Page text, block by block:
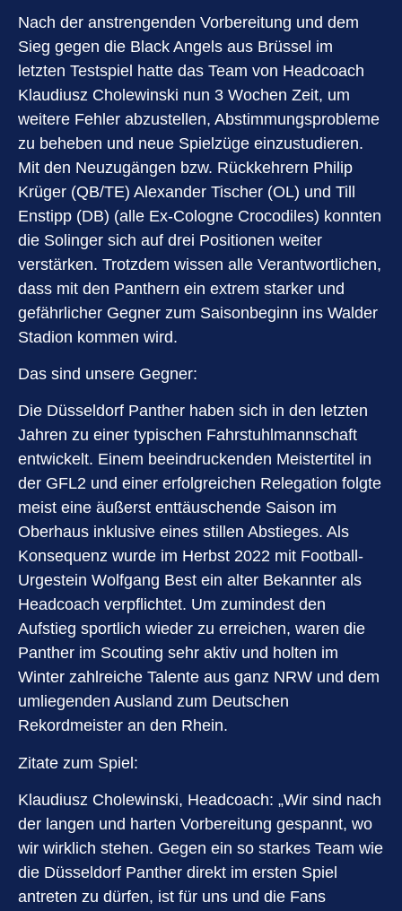
Nach der anstrengenden Vorbereitung und dem
Sieg gegen die Black Angels aus Brüssel im
letzten Testspiel hatte das Team von Headcoach
Klaudiusz Cholewinski nun 3 Wochen Zeit, um
weitere Fehler abzustellen, Abstimmungsprobleme
zu beheben und neue Spielzüge einzustudieren.
Mit den Neuzugängen bzw. Rückkehrern Philip
Krüger (QB/TE) Alexander Tischer (OL) und Till
Enstipp (DB) (alle Ex-Cologne Crocodiles) konnten
die Solinger sich auf drei Positionen weiter
verstärken. Trotzdem wissen alle Verantwortlichen,
dass mit den Panthern ein extrem starker und
gefährlicher Gegner zum Saisonbeginn ins Walder
Stadion kommen wird.
Das sind unsere Gegner:
Die Düsseldorf Panther haben sich in den letzten
Jahren zu einer typischen Fahrstuhlmannschaft
entwickelt. Einem beeindruckenden Meistertitel in
der GFL2 und einer erfolgreichen Relegation folgte
meist eine äußerst enttäuschende Saison im
Oberhaus inklusive eines stillen Abstieges. Als
Konsequenz wurde im Herbst 2022 mit Football-
Urgestein Wolfgang Best ein alter Bekannter als
Headcoach verpflichtet. Um zumindest den
Aufstieg sportlich wieder zu erreichen, waren die
Panther im Scouting sehr aktiv und holten im
Winter zahlreiche Talente aus ganz NRW und dem
umliegenden Ausland zum Deutschen
Rekordmeister an den Rhein.
Zitate zum Spiel:
Klaudiusz Cholewinski, Headcoach: „Wir sind nach
der langen und harten Vorbereitung gespannt, wo
wir wirklich stehen. Gegen ein so starkes Team wie
die Düsseldorf Panther direkt im ersten Spiel
antreten zu dürfen, ist für uns und die Fans